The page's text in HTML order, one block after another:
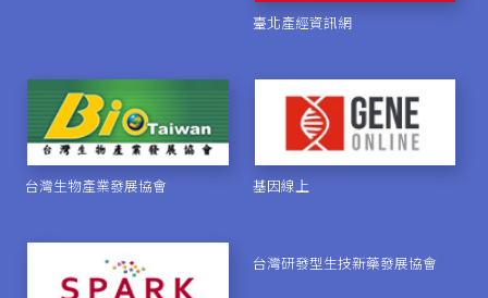
臺北產經資訊網
台灣生物產業發展協會 基因線上
台灣研發型生技新藥發展協會